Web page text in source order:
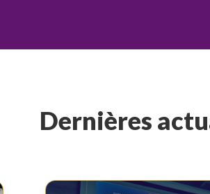
Dernières